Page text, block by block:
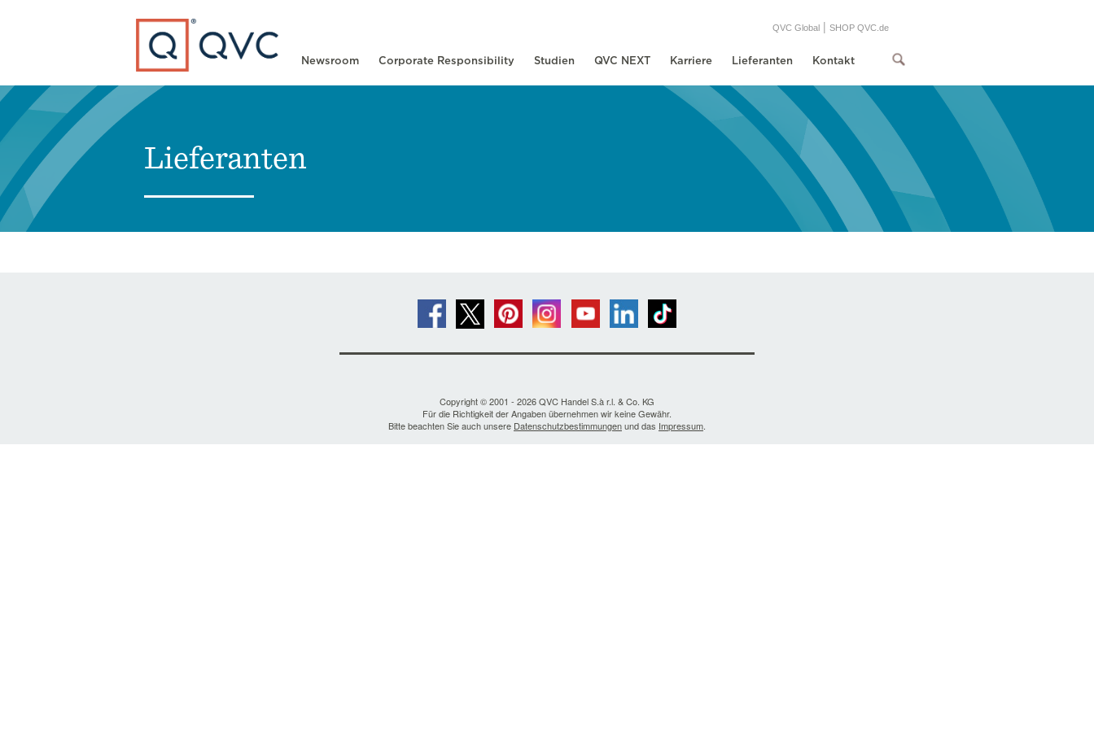
Newsroom Corporate Responsibility Studien QVC NEXT Karriere Lieferanten Kontakt
QVC Global | SHOP QVC.de
Type to search
Lieferanten
Copyright © 2001 - 2026 QVC Handel S.à r.l. & Co. KG
Für die Richtigkeit der Angaben übernehmen wir keine Gewähr.
Bitte beachten Sie auch unsere Datenschutzbestimmungenund das Impressum.